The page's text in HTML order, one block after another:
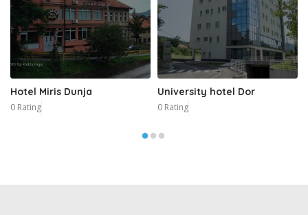
Hotel Miris Dunja
0 Rating
University hotel Dor
0 Rating